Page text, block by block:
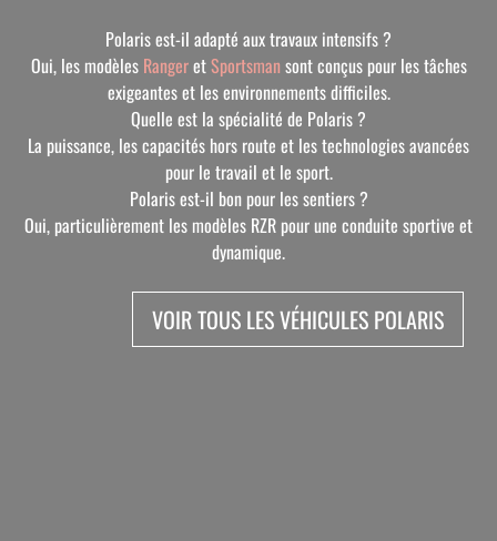
Polaris est-il adapté aux travaux intensifs ?
Oui, les modèles RangeretSportsmansont conçus pour les tâches
exigeantes et les environnements difficiles.
Quelle est la spécialité de Polaris ?
La puissance, les capacités hors route et les technologies avancées
pour le travail et le sport.
Polaris est-il bon pour les sentiers ?
Oui, particulièrement les modèles RZR pour une conduite sportive et
dynamique.
VOIR TOUS LES VÉHICULES POLARIS